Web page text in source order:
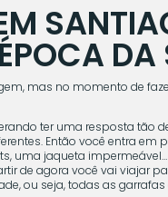
mas no momento de
ter uma resposta
Então você entra
uma jaqueta
de agora você vai viajar
ou seja, todas as garrafas